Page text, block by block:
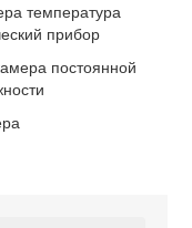
температура
прибор
постоянной